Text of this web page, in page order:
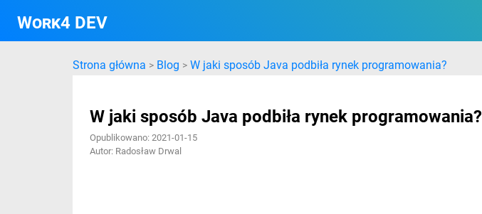
Work4 DEV
Strona główna > Blog > W jaki sposób Java podbiła rynek programowania?
W jaki sposób Java podbiła rynek programowania?
Opublikowano: 2021-01-15
Autor: Radosław Drwal